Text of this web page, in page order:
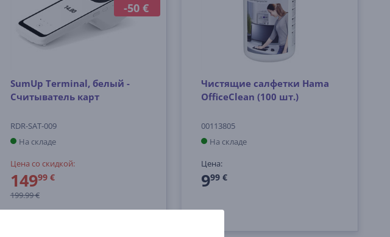
-50 €
SumUp Terminal, белый -
Считыватель карт
RDR-SAT-009
На складе
Цена со скидкой:
14999 €
199.99 €
Чистящие салфетки Hama
OfficeClean (100 шт.)
00113805
На складе
Цена:
999 €